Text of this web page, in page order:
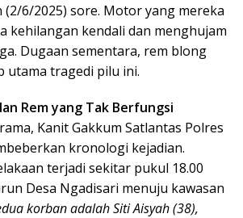
(2/6/2025) sore. Motor yang mereka
kehilangan kendali dan menghujam
Dugaan sementara, rem blong
utama tragedi pilu ini.
Rem yang Tak Berfungsi
Kanit Gakkum Satlantas Polres
kronologi kejadian.
terjadi sekitar pukul 18.00
Desa Ngadisari menuju kawasan
korban adalah Siti Aisyah (38),